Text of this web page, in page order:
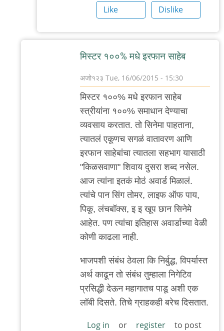
आहे,
by
मी
Like
Dislike
मिस्टर १००% मधे इरफान साहेब
अजो१२३ Tue, 16/06/2015 - 15:30
In
reply
आमच्या
by
मी
मिस्टर १००% मधे इरफान साहेब
स्त्रीयांना १००% समाधान देण्याचा
व्यवसाय करतात. तो सिनेमा पाहताना,
त्यातलं एकूणच सगळं वातावरण आणि
इरफान साहेबांचा त्यातला सहभाग यासाठी
"किळसवाणा" शिवाय दुसरा शब्द नसेल.
आज त्यांना इतकं मोठं अवार्ड मिळालं.
त्यांचे पान सिंग तोमर, लाइफ ऑफ पाय,
पिकू, लंचबॉक्स, इ इ खूप छान सिनेमे
आहेत. पण त्यांचा इतिहास अवार्डाच्या वेळी
कोणी काढला नाही.
भाजपशी संबंध ठेवला कि निर्बुद्ध, विपर्यास्त
अर्थ काढून तो संबंध तुम्हाला निगेटिव
प्रसिद्धी देऊन महागातच पाडू अशी एक
लॉबी दिसते. तिचे ग्राहकही बरेच दिसतात.
Log in or register
to post